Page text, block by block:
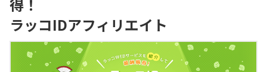
得！
ラッコIDアフィリエイト